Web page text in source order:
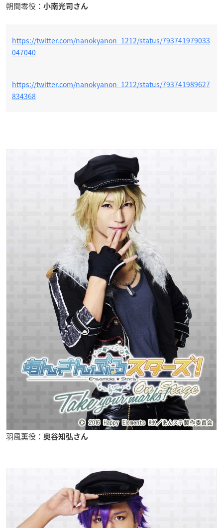
朔間零役： 小南光司さん
https://twitter.com/nanokyanon_1212/status/793741979033
047040
https://twitter.com/nanokyanon_1212/status/793741989627
834368
羽風薫役： 奥谷知弘さん